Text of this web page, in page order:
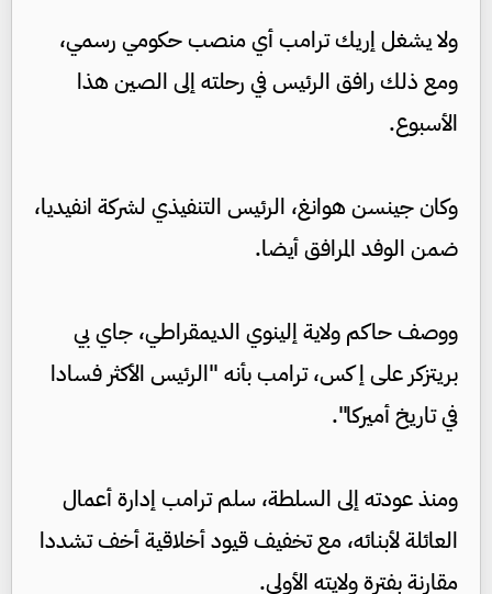
ولا يشغل إريك ترامب أي منصب حكومي رسمي،
ومع ذلك رافق الرئيس في رحلته إلى الصين هذا
الأسبوع.
وكان جينسن هوانغ، الرئيس التنفيذي لشركة انفيديا،
ضمن الوفد المرافق أيضا.
ووصف حاكم ولاية إلينوي الديمقراطي، جاي بي
بريتزكر على إ كس، ترامب بأنه "الرئيس الأكثر فسادا
في تاريخ أميركا".
ومنذ عودته إلى السلطة، سلم ترامب إدارة أعمال
العائلة لأبنائه، مع تخفيف قيود أخلاقية أخف تشددا
مقارنة بفترة ولايته الأولى.